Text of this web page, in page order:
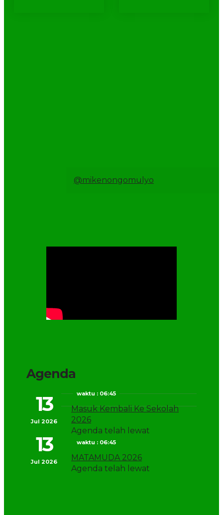
@mikenongomulyo
Agenda
13
Jul 2026
waktu : 06:45
Masuk Kembali Ke Sekolah
2026
Agenda telah lewat
13
Jul 2026
waktu : 06:45
MATAMUDA 2026
Agenda telah lewat